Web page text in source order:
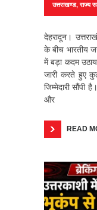
उत्तराखण्ड,राज्य
देहरादून।
के बीच भारतीय
में बड़ा कदम
जारी करते हुए
जिम्मेदारी
और
READ